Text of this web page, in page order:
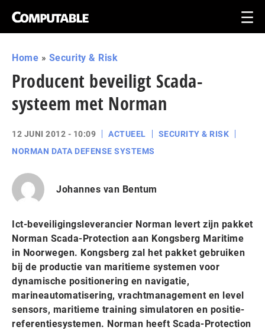
Home » Security & Risk
Producent beveiligt Scada-
systeem met Norman
12 JUNI 2012 - 10:09 ACTUEEL
SECURITY & RISK
NORMAN DATA DEFENSE SYSTEMS
Johannes van Bentum
Ict-beveiligingsleverancier Norman levert zijn pakket
Norman Scada-Protection aan Kongsberg Maritime
in Noorwegen. Kongsberg zal het pakket gebruiken
bij de productie van maritieme systemen voor
dynamische positionering en navigatie,
marineautomatisering, vrachtmanagement en level
sensors, maritieme training simulatoren en positie-
referentiesystemen. Norman heeft Scada-Protection